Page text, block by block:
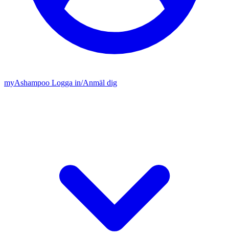
myAshampoo Logga in/Anmäl dig